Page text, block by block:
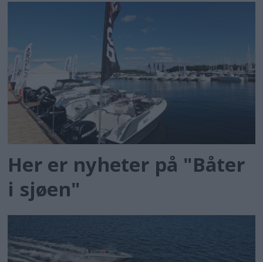
Her er nyheter på "Båter
i sjøen"